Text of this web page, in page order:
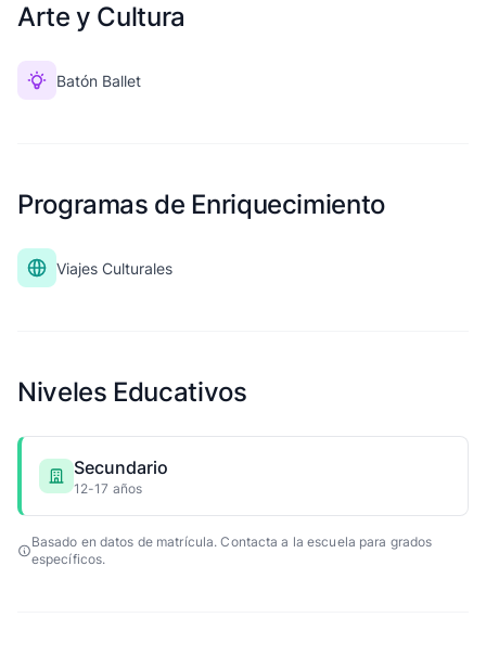
Arte y Cultura
Batón Ballet
Programas de Enriquecimiento
Viajes Culturales
Niveles Educativos
Secundario
12-17 años
Basado en datos de matrícula. Contacta a la escuela para grados
específicos.